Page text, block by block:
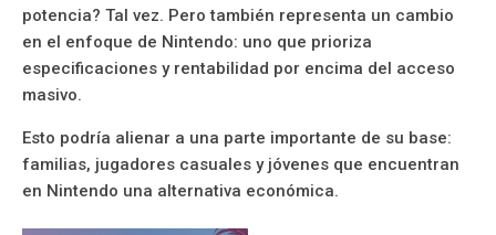
potencia? Tal vez. Pero también representa un cambio
en el enfoque de Nintendo: uno que prioriza
especificaciones y rentabilidad por encima del acceso
masivo.
Esto podría alienar a una parte importante de su base:
familias, jugadores casuales y jóvenes que encuentran
en Nintendo una alternativa económica.